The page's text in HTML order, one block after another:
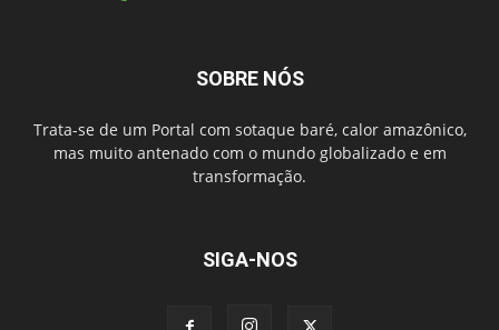
SOBRE NÓS
Trata-se de um Portal com sotaque baré, calor amazônico,
mas muito antenado com o mundo globalizado e em
transformação.
SIGA-NOS